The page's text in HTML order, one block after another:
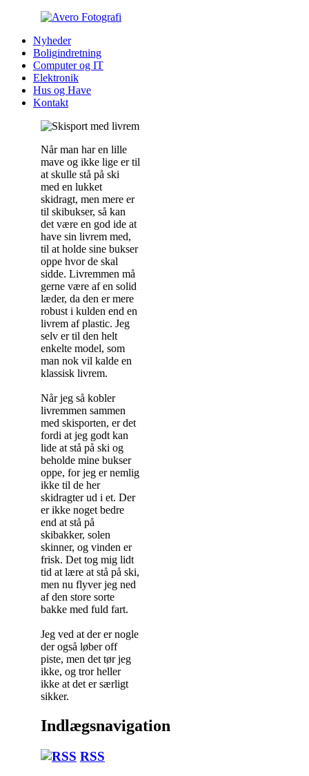
Nyheder
Boligindretning
Computer og IT
Elektronik
Hus og Have
Kontakt
Når man har en lille
mave og ikke lige er til
at skulle stå på ski
med en lukket
skidragt, men mere er
til skibukser, så kan
det være en god ide at
have sin livrem med,
til at holde sine bukser
oppe hvor de skal
sidde. Livremmen må
gerne være af en solid
læder, da den er mere
robust i kulden end en
livrem af plastic. Jeg
selv er til den helt
enkelte model, som
man nok vil kalde en
klassisk livrem.
Når jeg så kobler
livremmen sammen
med skisporten, er det
fordi at jeg godt kan
lide at stå på ski og
beholde mine bukser
oppe, for jeg er nemlig
ikke til de her
skidragter ud i et. Der
er ikke noget bedre
end at stå på
skibakker, solen
skinner, og vinden er
frisk. Det tog mig lidt
tid at lære at stå på ski,
men nu flyver jeg ned
af den store sorte
bakke med fuld fart.
Jeg ved at der er nogle
der også løber off
piste, men det tør jeg
ikke, og tror heller
ikke at det er særligt
sikker.
Indlægsnavigation
RSS